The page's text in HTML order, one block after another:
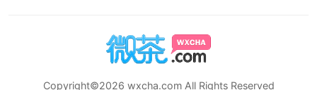
Copyright©2026 wxcha.com All Rights Reserved